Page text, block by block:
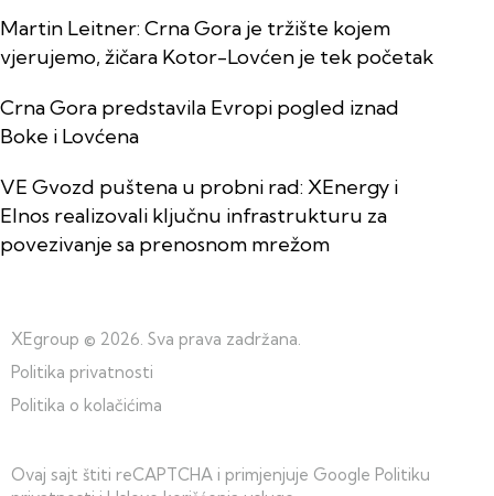
Martin Leitner: Crna Gora je tržište kojem
vjerujemo, žičara Kotor-Lovćen je tek početak
Crna Gora predstavila Evropi pogled iznad
Boke i Lovćena
VE Gvozd puštena u probni rad: XEnergy i
Elnos realizovali ključnu infrastrukturu za
povezivanje sa prenosnom mrežom
XEgroup © 2026. Sva prava zadržana.
Politika privatnosti
Politika o kolačićima
Ovaj sajt štiti reCAPTCHA i primjenjuje Google Politiku